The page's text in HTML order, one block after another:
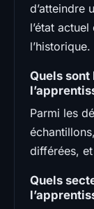
d’atteindre
l’état
l’historique.
Quels
Parmi les
différées,
Quels